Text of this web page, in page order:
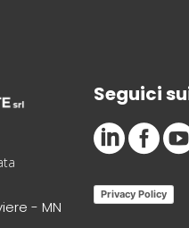
- MN
Seguici
Privacy Policy